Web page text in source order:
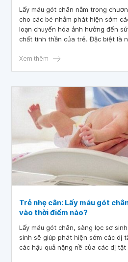
Lấy máu gót chân nằm trong
cho các bé nhằm phát hiện sớm
loạn chuyển hóa ảnh hưởng đến
chất tinh thần của trẻ. Đặc biệt là những bệnh lý nguy
Xem thêm
Trẻ nhẹ cân: Lấy máu gót
vào thời điểm nào?
Lấy máu gót chân, sàng lọc sơ
sinh sẽ giúp phát hiện sớm các dị
các hậu quả nặng nề của các dị